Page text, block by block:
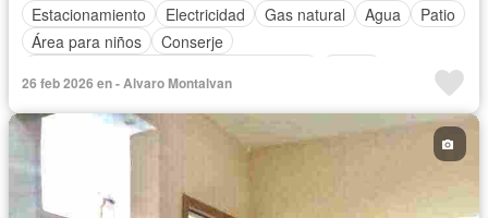
Estacionamiento
Electricidad Gas natural Agua
Patio
Área para niños
Conserje
Garita de guardianía
Seguridad
Cancha de tenis
Alarma
26 feb 2026 en - Alvaro Montalvan